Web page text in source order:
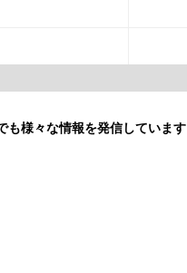
様々な情報を発信しています